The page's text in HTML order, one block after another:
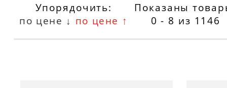
Упорядочить:
по цене ↓ по цене ↑
Показаны
0 - 8 из 1146